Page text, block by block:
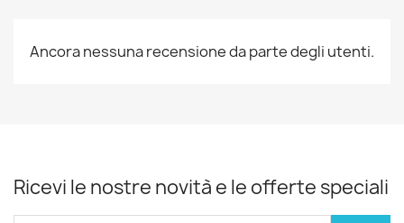
Ancora nessuna recensione da parte degli utenti.
Ricevi le nostre novità e le offerte speciali